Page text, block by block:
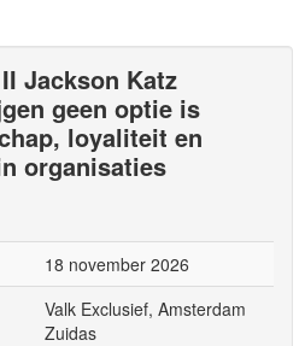
Jackson Katz
geen optie is
loyaliteit en
organisaties
18 november 2026
Valk Exclusief, Amsterdam
Zuidas